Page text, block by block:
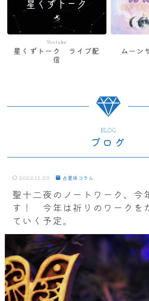
Youtube
星くずトーク ライブ配
信
ムーン
BLOG
ブログ
2022.11.23 占星術コラム
聖十二夜のノートワーク、今
す！ 今年は祈りのワークを
ていく予定。